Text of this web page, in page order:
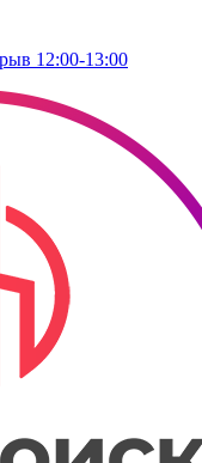
12:00-13:00